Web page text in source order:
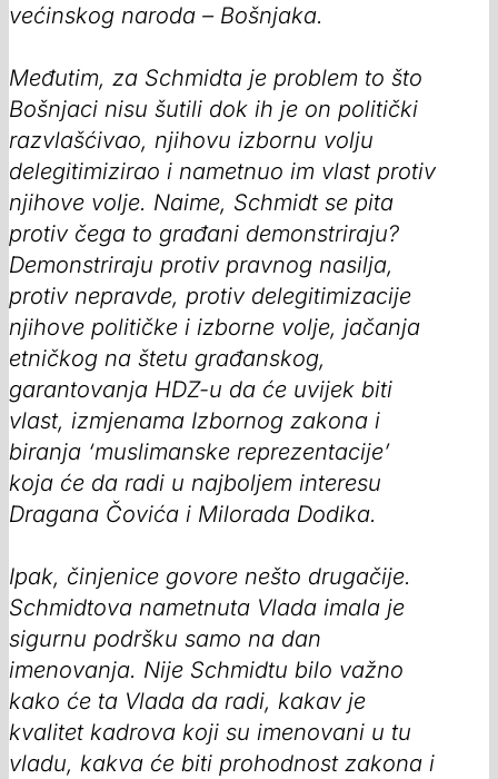
većinskog naroda – Bošnjaka.
Međutim, za Schmidta je problem to što
Bošnjaci nisu šutili dok ih je on politički
razvlašćivao, njihovu izbornu volju
delegitimizirao i nametnuo im vlast protiv
njihove volje. Naime, Schmidt se pita
protiv čega to građani demonstriraju?
Demonstriraju protiv pravnog nasilja,
protiv nepravde, protiv delegitimizacije
njihove političke i izborne volje, jačanja
etničkog na štetu građanskog,
garantovanja HDZ-u da će uvijek biti
vlast, izmjenama Izbornog zakona i
biranja ‘muslimanske reprezentacije’
koja će da radi u najboljem interesu
Dragana Čovića i Milorada Dodika.
Ipak, činjenice govore nešto drugačije.
Schmidtova nametnuta Vlada imala je
sigurnu podršku samo na dan
imenovanja. Nije Schmidtu bilo važno
kako će ta Vlada da radi, kakav je
kvalitet kadrova koji su imenovani u tu
vladu, kakva će biti prohodnost zakona i